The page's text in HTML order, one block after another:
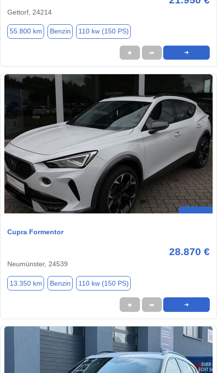
Gettorf, 24214
55.800 km Benzin 110 kw (150 PS)
★ ➦ ➜
Cupra Formentor
28.870 €
Neumünster, 24539
13.350 km Benzin 110 kw (150 PS)
★ ➦ ➜